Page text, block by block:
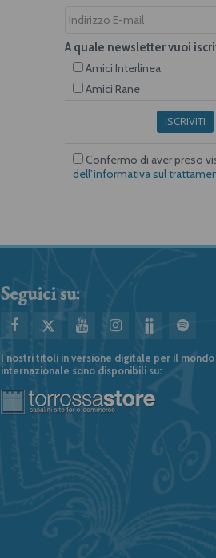
A quale newsletter vuoi
Amici Interlinea
Amici Rane
ISCRIVITI
Confermo di aver preso
dell’informativa sul
Seguici su:
I nostri titoli in versione digitale per il
internazionale sono disponibili su: